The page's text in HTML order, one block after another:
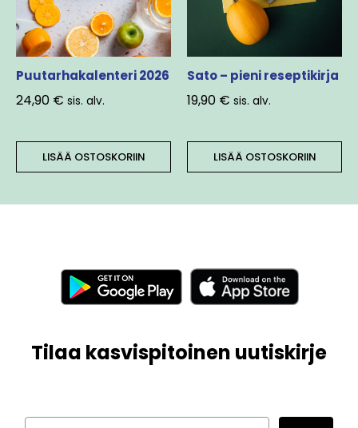
Puutarhakalenteri 2026
24,90 € sis. alv.
LISÄÄ OSTOSKORIIN
Sato – pieni reseptikirja
19,90 € sis. alv.
LISÄÄ OSTOSKORIIN
Tilaa kasvispitoinen uutiskirje